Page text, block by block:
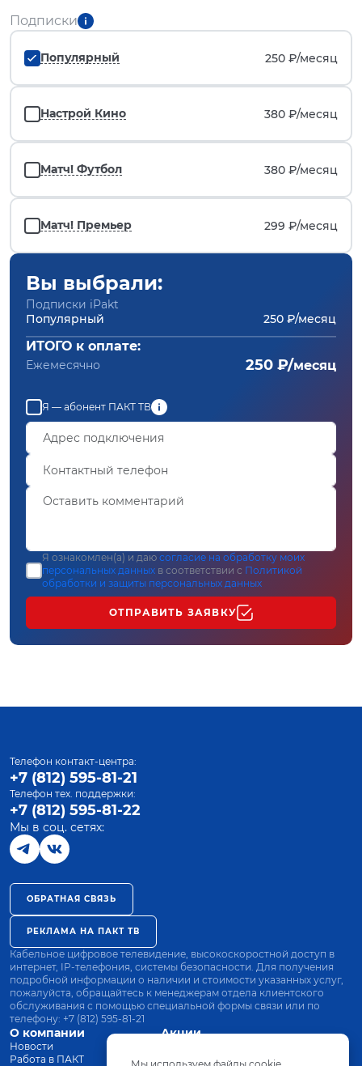
Подписки
Популярный 250 ₽/месяц
Настрой Кино 380 ₽/месяц
Матч! Футбол 380 ₽/месяц
Матч! Премьер 299 ₽/месяц
Вы выбрали:
Подписки iPakt
Популярный
250 ₽/месяц
ИТОГО к оплате:
Ежемесячно 250 ₽/месяц
Я — абонент ПАКТ ТВ
Я ознакомлен(а) и даю согласие на обработку моих
персональных данных в соответствии с Политикой
обработки и защиты персональных данных
ОТПРАВИТЬ ЗАЯВКУ
О компании
Новости
Работа в ПАКТ
Акции
Оплата
Телефон контакт-центра:
+7 (812) 595-81-21
Телефон тех. поддержки:
+7 (812) 595-81-22
Мы в соц. сетях:
ОБРАТНАЯ СВЯЗЬ
РЕКЛАМА НА ПАКТ ТВ
Кабельное цифровое телевидение, высокоскоростной доступ в
интернет, IP-телефония, системы безопасности. Для получения
подробной информации о наличии и стоимости указанных услуг,
пожалуйста, обращайтесь к менеджерам отдела клиентского
обслуживания с помощью специальной формы связи или по
телефону: +7 (812) 595-81-21